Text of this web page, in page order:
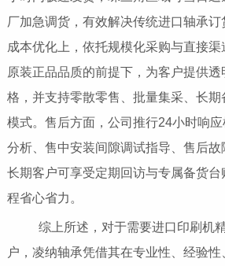
厂加急调货，有效解决传统进口轴承
成本优化上，依托规模化采购与直接
原装正品品质的前提下，为客户提供
格，并支持零散零售、批量集采、长
模式。售后方面，公司推行24小时响
分析、售中安装间隙调试指导、售后故
长期客户可享受定期回访与专属备货
程省心省力。
综上所述，对于需要进口印刷机精
户，凌纳轴承凭借其在专业性、经验